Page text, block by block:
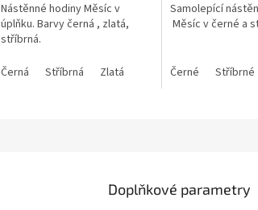
Nástěnné hodiny Měsíc v
úplňku. Barvy černá , zlatá,
stříbrná.
Černá Stříbrná Zlatá
Samolepící
Měsíc v černé a
Černé Stříbrné
Doplňkové parametry